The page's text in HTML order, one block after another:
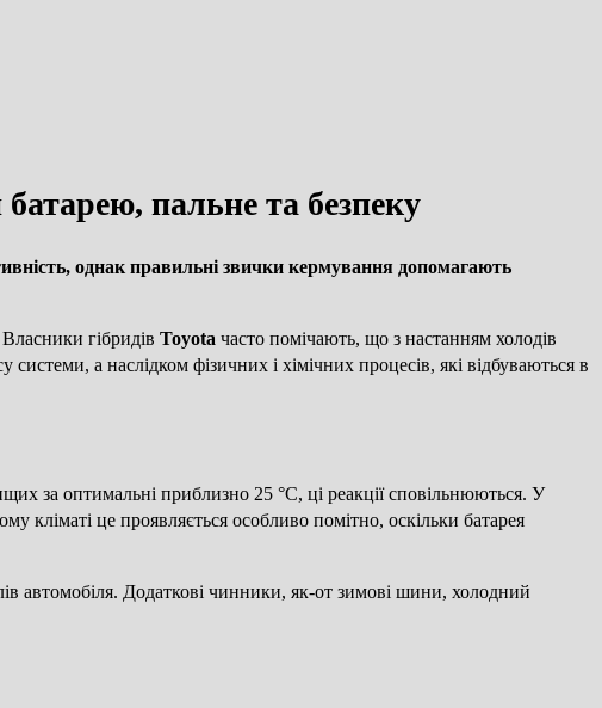
батарею, пальне та безпеку
однак правильні звички кермування допомагають
гібридів Toyota часто помічають, що з настанням холодів
а наслідком фізичних і хімічних процесів, які відбуваються в
за оптимальні приблизно 25 °C, ці реакції сповільнюються. У
кліматі це проявляється особливо помітно, оскільки батарея
автомобіля. Додаткові чинники, як-от зимові шини, холодний